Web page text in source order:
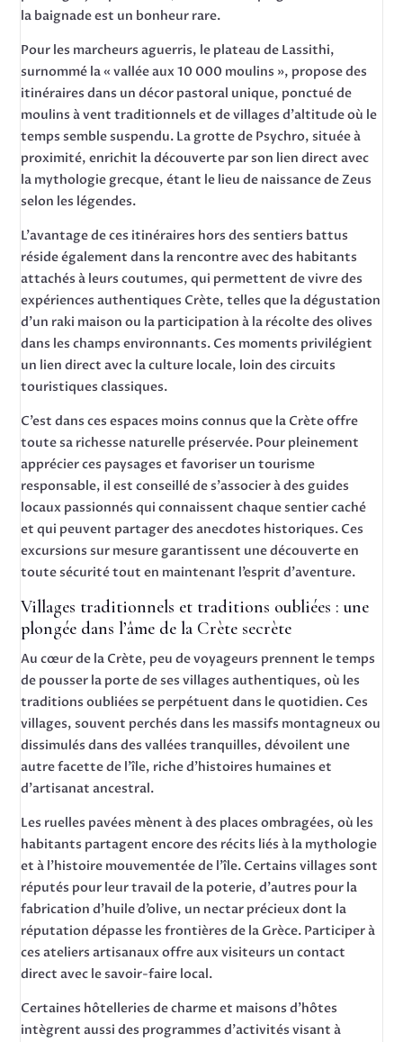
la baignade est un bonheur rare.
Pour les marcheurs aguerris, le plateau de Lassithi,
surnommé la « vallée aux 10 000 moulins », propose des
itinéraires dans un décor pastoral unique, ponctué de
moulins à vent traditionnels et de villages d’altitude où le
temps semble suspendu. La grotte de Psychro, située à
proximité, enrichit la découverte par son lien direct avec
la mythologie grecque, étant le lieu de naissance de Zeus
selon les légendes.
L’avantage de ces itinéraires hors des sentiers battus
réside également dans la rencontre avec des habitants
attachés à leurs coutumes, qui permettent de vivre des
expériences authentiques Crète, telles que la dégustation
d’un raki maison ou la participation à la récolte des olives
dans les champs environnants. Ces moments privilégient
un lien direct avec la culture locale, loin des circuits
touristiques classiques.
C’est dans ces espaces moins connus que la Crète offre
toute sa richesse naturelle préservée. Pour pleinement
apprécier ces paysages et favoriser un tourisme
responsable, il est conseillé de s’associer à des guides
locaux passionnés qui connaissent chaque sentier caché
et qui peuvent partager des anecdotes historiques. Ces
excursions sur mesure garantissent une découverte en
toute sécurité tout en maintenant l’esprit d’aventure.
Villages traditionnels et traditions oubliées : une
plongée dans l’âme de la Crète secrète
Au cœur de la Crète, peu de voyageurs prennent le temps
de pousser la porte de ses villages authentiques, où les
traditions oubliées se perpétuent dans le quotidien. Ces
villages, souvent perchés dans les massifs montagneux ou
dissimulés dans des vallées tranquilles, dévoilent une
autre facette de l’île, riche d’histoires humaines et
d’artisanat ancestral.
Les ruelles pavées mènent à des places ombragées, où les
habitants partagent encore des récits liés à la mythologie
et à l’histoire mouvementée de l’île. Certains villages sont
réputés pour leur travail de la poterie, d’autres pour la
fabrication d’huile d’olive, un nectar précieux dont la
réputation dépasse les frontières de la Grèce. Participer à
ces ateliers artisanaux offre aux visiteurs un contact
direct avec le savoir-faire local.
Certaines hôtelleries de charme et maisons d’hôtes
intègrent aussi des programmes d’activités visant à